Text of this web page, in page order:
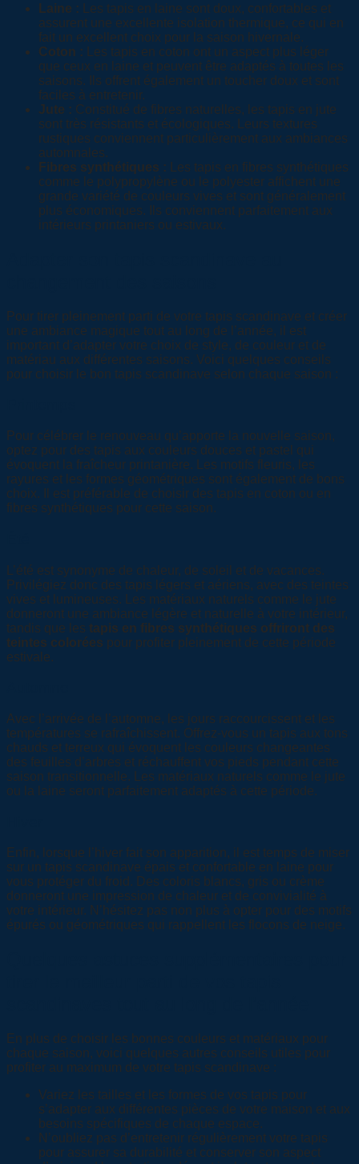
Laine :
Les tapis en laine sont doux, confortables et
assurent une excellente isolation thermique, ce qui en
fait un excellent choix pour la saison hivernale.
Coton :
Les tapis en coton ont un aspect plus léger
que ceux en laine et peuvent être adaptés à toutes les
saisons. Ils offrent également un toucher doux et sont
faciles à entretenir.
Jute : Constitué de fibres naturelles, les tapis en jute
sont très résistants et écologiques. Leurs textures
rustiques conviennent particulièrement aux ambiances
automnales.
Fibres synthétiques :
Les tapis en fibres synthétiques
comme le polypropylène ou le polyester affichent une
grande variété de couleurs vives et sont généralement
plus économiques. Ils conviennent parfaitement aux
intérieurs printaniers ou estivaux.
Pour tirer pleinement parti de votre tapis scandinave et créer
une ambiance magique tout au long de l’année, il est
important d’adapter votre choix de style, de couleur et de
matériau aux différentes saisons. Voici quelques conseils
pour choisir le bon tapis scandinave selon chaque saison :
Pour célébrer le renouveau qu’apporte la nouvelle saison,
optez pour des tapis aux couleurs douces et pastel qui
évoquent la fraîcheur printanière. Les motifs fleuris, les
rayures et les formes géométriques sont également de bons
choix. Il est préférable de choisir des tapis en coton ou en
fibres synthétiques pour cette saison.
L’été est synonyme de chaleur, de soleil et de vacances.
Privilégiez donc des tapis légers et aériens, avec des teintes
vives et lumineuses. Les matériaux naturels comme le jute
donneront une ambiance légère et naturelle à votre intérieur,
tandis que les tapis en fibres synthétiques offriront des
teintes colorées pour profiter pleinement de cette période
estivale.
Avec l’arrivée de l’automne, les jours raccourcissent et les
températures se rafraîchissent. Offrez-vous un tapis aux tons
chauds et terreux qui évoquent les couleurs changeantes
des feuilles d’arbres et réchauffent vos pieds pendant cette
saison transitionnelle. Les matériaux naturels comme le jute
ou la laine seront parfaitement adaptés à cette période.
Enfin, lorsque l’hiver fait son apparition, il est temps de miser
sur un tapis scandinave épais et confortable en laine pour
vous protéger du froid. Des coloris blancs, gris ou crème
donneront une impression de chaleur et de convivialité à
votre intérieur. N’hésitez pas non plus à opter pour des motifs
épurés ou géométriques qui rappellent les flocons de neige.
En plus de choisir les bonnes couleurs et matériaux pour
chaque saison, voici quelques autres conseils utiles pour
profiter au maximum de votre tapis scandinave :
Variez les tailles et les formes de vos tapis pour
s’adapter aux différentes pièces de votre maison et aux
besoins spécifiques de chaque espace.
N’oubliez pas d’entretenir régulièrement votre tapis
pour assurer sa durabilité et conserver son aspect